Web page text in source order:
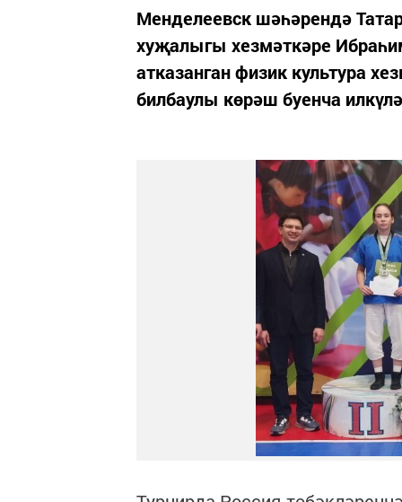
Менделеевск шәһәрендә
хуҗалыгы хезмәткәре
атказанган физик культура
билбаулы көрәш буенча